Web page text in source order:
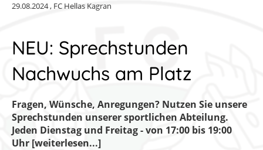
29.08.2024, FC Hellas Kagran
NEU: Sprechstunden
Nachwuchs am Platz
Fragen, Wünsche, Anregungen? Nutzen Sie unsere
Sprechstunden unserer sportlichen Abteilung.
Jeden Dienstag und Freitag - von 17:00 bis 19:00
Uhr [weiterlesen...]